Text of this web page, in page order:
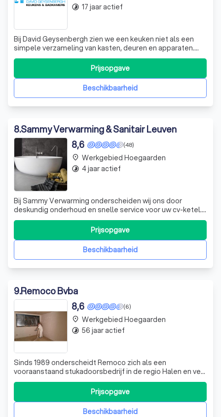
Bij David Geysenbergh zien we een keuken niet als een
simpele verzameling van kasten, deuren en apparaten.
Voor ons is het veel meer dan dat. Het is het kloppende
hart van uw huis, de plek waar vrienden en familie
samenkomen en waar onvergetelijke momenten worden
gecreëerd. Wij streven ernaar om kwa
Beschikbaarheid
Prijsopgave
timelapse 17 jaar actief
8.Sammy Verwarming & Sanitair Leuven
(48)
8,6
Bij Sammy Verwarming onderscheiden wij ons door
deskundig onderhoud en snelle service voor uw cv-ketel.
Of het nu gaat om lekken, verstoppingen of
foutmeldingen, wij staan klaar om elk probleem vakkundig
aan te pakken. Onze experts zorgen ervoor dat uw
verwarmingssysteem optimaal functioneert. Neem
Beschikbaarheid
Prijsopgave
place Werkgebied Hoegaarden
timelapse 4 jaar actief
9.Remoco Bvba
(6)
8,6
Sinds 1989 onderscheidt Remoco zich als een
vooraanstaand stukadoorsbedrijf in de regio Halen en ver
daarbuiten, inclusief heel Limburg en Vlaams-Brabant. Als
een trots familiebedrijf, nu geleid door de tweede
generatie, Kristoff en Dieter Reyskens, zetten wij ons
volledig in voor het leveren van su
Beschikbaarheid
Prijsopgave
place Werkgebied Hoegaarden
timelapse 56 jaar actief